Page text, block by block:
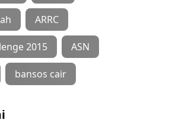
ARRC
2015 ASN
bansos cair